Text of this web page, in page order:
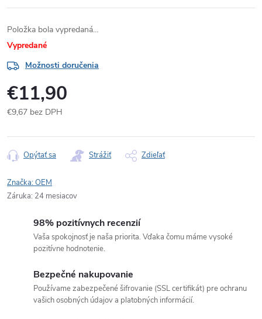
Položka bola vypredaná…
Vypredané
Možnosti doručenia
€11,90
€9,67 bez DPH
cena:
Opýtať sa Strážiť Zdieľať
Značka:OEM
Záruka: 24 mesiacov
98% pozitívnych recenzií
Vaša spokojnosť je naša priorita. Vďaka čomu máme vysoké
pozitívne hodnotenie.
Bezpečné nakupovanie
Používame zabezpečené šifrovanie (SSL certifikát) pre ochranu
vašich osobných údajov a platobných informácií.